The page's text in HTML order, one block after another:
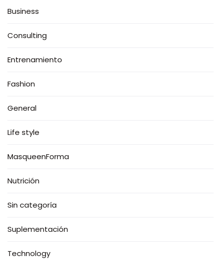
Business
Consulting
Entrenamiento
Fashion
General
Life style
MasqueenForma
Nutrición
Sin categoría
Suplementación
Technology